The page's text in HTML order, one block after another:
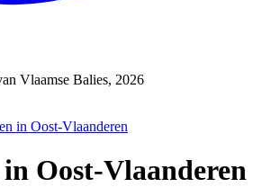
Vlaamse Balies, 2026
in Oost-Vlaanderen
Oost-Vlaanderen